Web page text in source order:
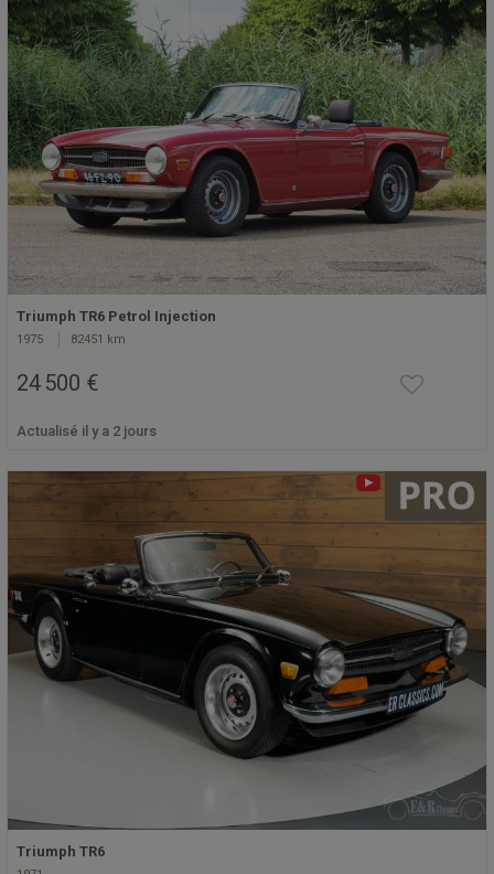
Triumph TR6 Petrol Injection
1975 82451 km
24 500 €
Actualisé il y a 2 jours
Triumph TR6